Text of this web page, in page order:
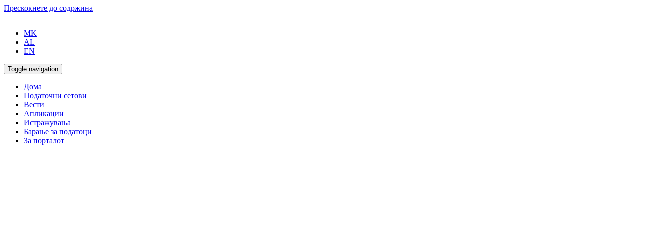
Прескокнете до содржина
MK
AL
EN
Toggle navigation
Дома
Податочни сетови
Вести
Апликации
Истражувања
Барање за податоци
За порталот